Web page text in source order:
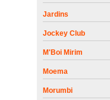
Jardins
Jockey Club
M'Boi Mirim
Moema
Morumbi